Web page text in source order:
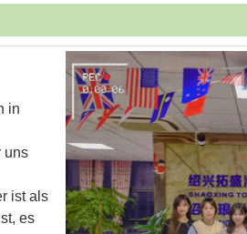
in
uns
ist als
es